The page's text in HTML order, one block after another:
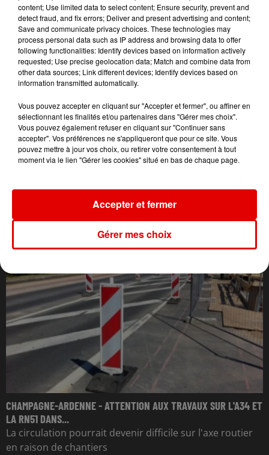
L'ACTU DES ARDENNES
CHAMPAGNE-ARDENNE - ATTENTION AUX TRAVAUX SUR L'A34 ET
LA RN51 DANS...
La circulation pourrait devenir difficile sur l'axe routier
en raison de chantiers
content; Use limited data to select content; Ensure security, prevent and
detect fraud, and fix errors; Deliver and present advertising and content;
Save and communicate privacy choices. These technologies may
process personal data such as IP address and browsing data to offer
following functionalities: Identify devices based on information actively
requested; Use precise geolocation data; Match and combine data from
other data sources; Link different devices; Identify devices based on
information transmitted automatically.
Vous pouvez accepter en cliquant sur "Accepter et fermer", ou affiner en
sélectionnant les finalités et/ou partenaires dans "Gérer mes choix".
Vous pouvez également refuser en cliquant sur "Continuer sans
accepter". Vos préférences ne s'appliqueront que pour ce site. Vous
pouvez mettre à jour vos choix, ou retirer votre consentement à tout
moment via le lien "Gérer les cookies" situé en bas de chaque page.
Gérer mes choix
Accepter et fermer